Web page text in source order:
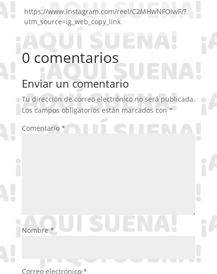
https://www.instagram.com/reel/C2MHwNFOIwF/?
utm_source=ig_web_copy_link
0 comentarios
Enviar un comentario
Tu dirección de correo electrónico no será publicada.
Los campos obligatorios están marcados con*
Comentario *
Nombre*
Correo electrónico*